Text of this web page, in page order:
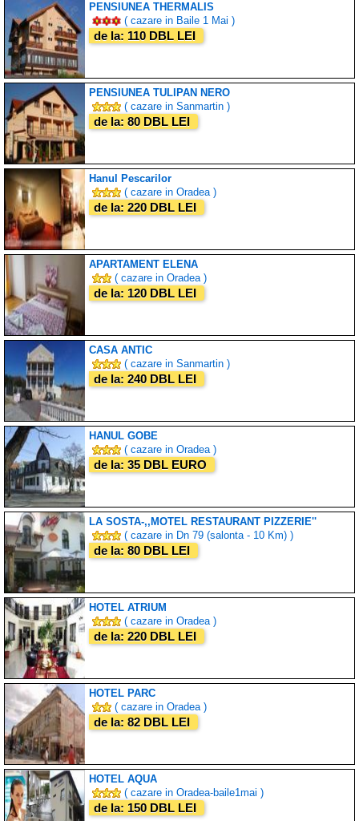
PENSIUNEA THERMALIS
( cazare in Baile 1 Mai )
de la: 110 DBL LEI
PENSIUNEA TULIPAN NERO
( cazare in Sanmartin )
de la: 80 DBL LEI
Hanul Pescarilor
( cazare in Oradea )
de la: 220 DBL LEI
APARTAMENT ELENA
( cazare in Oradea )
de la: 120 DBL LEI
CASA ANTIC
( cazare in Sanmartin )
de la: 240 DBL LEI
HANUL GOBE
( cazare in Oradea )
de la: 35 DBL EURO
LA SOSTA-,,MOTEL RESTAURANT PIZZERIE''
( cazare in Dn 79 (salonta - 10 Km) )
de la: 80 DBL LEI
HOTEL ATRIUM
( cazare in Oradea )
de la: 220 DBL LEI
HOTEL PARC
( cazare in Oradea )
de la: 82 DBL LEI
HOTEL AQUA
( cazare in Oradea-baile1mai )
de la: 150 DBL LEI